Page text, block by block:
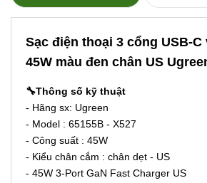
Sạc điện thoại 3 cổng USB-C
45W màu đen chân US
🔧Thông số kỹ thuật
- Hãng sx: Ugreen
- Model : 65155B - X527
- Công suất : 45W
- Kiểu chân cắm : chân dẹt - US
- 45W 3-Port GaN Fast Charger US